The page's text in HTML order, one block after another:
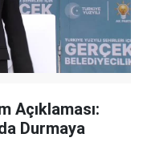
Açıklaması:
Durmaya